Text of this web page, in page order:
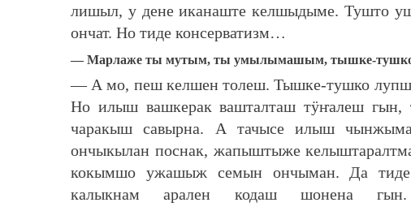
лишыл, у дене иканаште келшыдыме. Тушто
ончат. Но тиде консерватизм…
— Марлаже ты мутым, ты умылымашым, тышке-
— А мо, пеш келшен толеш. Тышке-тушко
Но илыш вашкерак вашталташ тӱҥалеш гын,
чаракыш савырна. А тачысе илыш
ончыкылан поснак, жапыштыже
кокымшо ужашыж семын ончыман. Да
калыкнам арален кодаш шонена